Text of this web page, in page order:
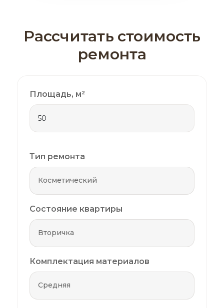
Рассчитать стоимость
ремонта
Площадь, м²
Тип ремонта
Состояние квартиры
Комплектация материалов